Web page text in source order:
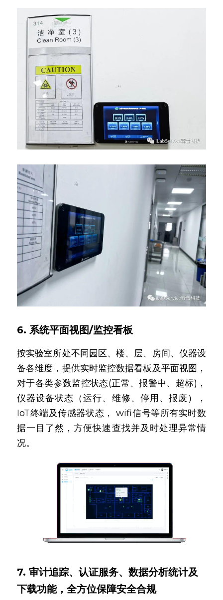
6. 系统平面视图/监控看板
按实验室所处不同园区、楼、层、房间、仪器设
备各维度，提供实时监控数据看板及平面视图，
对于各类参数监控状态(正常、报警中、超标)，
仪器设备状态（运行、维修、停用、报废），
IoT终端及传感器状态， wifi信号等所有实时数
据一目了然，方便快速查找并及时处理异常情
况。
7. 审计追踪、认证服务、数据分析统计及
下载功能，全方位保障安全合规